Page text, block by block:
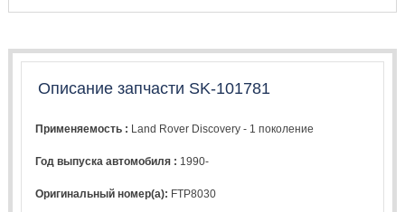
Описание запчасти SK-101781
Применяемость : Land Rover Discovery - 1 поколение
Год выпуска автомобиля : 1990-
Оригинальный номер(а): FTP8030